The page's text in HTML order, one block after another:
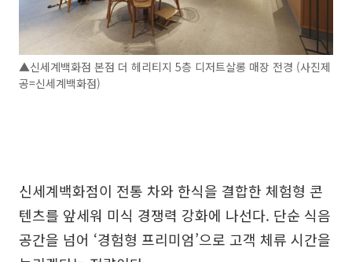
▲신세계백화점 본점 더 헤리티지 5층 디저트살롱 매장 전경 (사진제
공=신세계백화점)
신세계백화점이 전통 차와 한식을 결합한 체험형 콘
텐츠를 앞세워 미식 경쟁력 강화에 나선다. 단순 식음
공간을 넘어 ‘경험형 프리미엄’으로 고객 체류 시간을